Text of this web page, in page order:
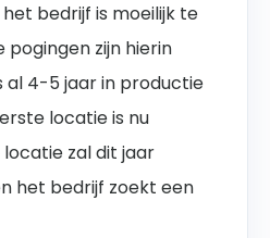
bedrijf is moeilijk te
zijn hierin
al 4-5 jaar in productie
locatie is nu
zal dit jaar
het bedrijf zoekt een